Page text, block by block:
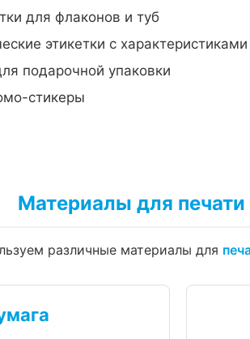
для флаконов и туб
этикетки с характеристиками
подарочной упаковки
стикеры
Материалы для печати
различные материалы для